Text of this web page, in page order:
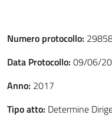
Numero protocollo:
Data Protocollo: 09/06/
Anno: 2017
Tipo atto: Determine